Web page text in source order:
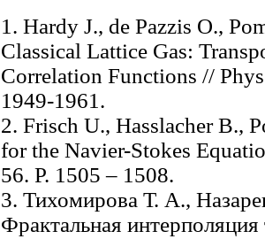
1. Hardy J., de Pazzis O.,
Classical Lattice Gas:
Correlation Functions //
1949-1961.
2. Frisch U., Hasslacher B.,
for the Navier-Stokes
56. P. 1505 – 1508.
3. Тихомирова Т. А.,
Фрактальная